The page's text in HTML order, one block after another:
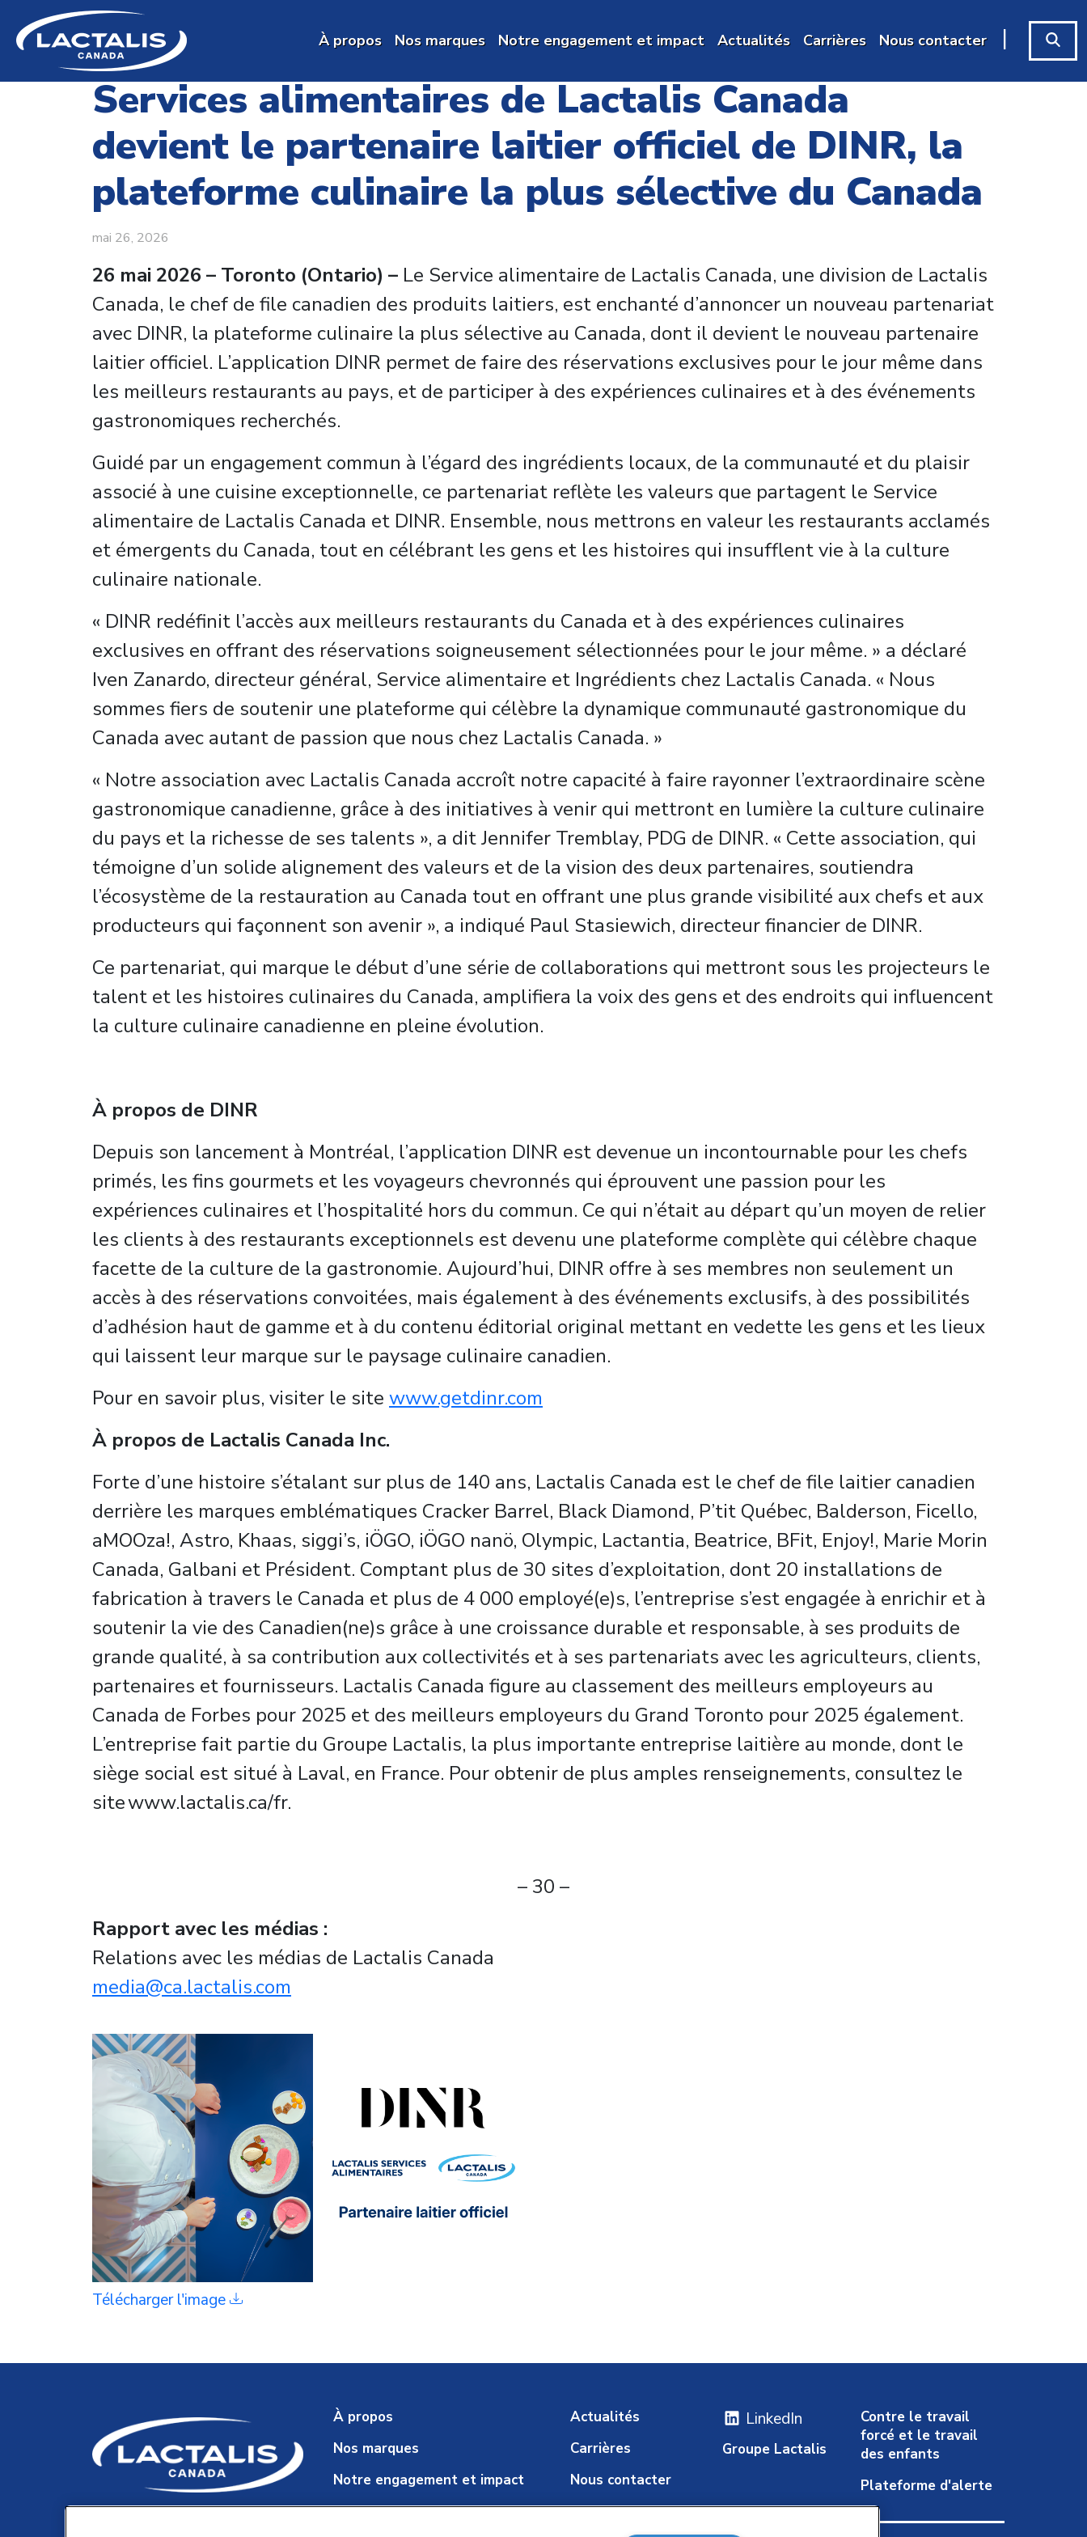
Skip to main content
À propos Nos marques Notre engagement et impact Actualités Carrières Nous contacter |
Services alimentaires de Lactalis Canada
devient le partenaire laitier officiel de DINR, la
plateforme culinaire la plus sélective du Canada
mai 26, 2026
26 mai 2026 – Toronto (Ontario) – Le Service alimentaire de Lactalis Canada, une division de Lactalis
Canada, le chef de file canadien des produits laitiers, est enchanté d’annoncer un nouveau partenariat
avec DINR, la plateforme culinaire la plus sélective au Canada, dont il devient le nouveau partenaire
laitier officiel. L’application DINR permet de faire des réservations exclusives pour le jour même dans
les meilleurs restaurants au pays, et de participer à des expériences culinaires et à des événements
gastronomiques recherchés.
Guidé par un engagement commun à l’égard des ingrédients locaux, de la communauté et du plaisir
associé à une cuisine exceptionnelle, ce partenariat reflète les valeurs que partagent le Service
alimentaire de Lactalis Canada et DINR. Ensemble, nous mettrons en valeur les restaurants acclamés
et émergents du Canada, tout en célébrant les gens et les histoires qui insufflent vie à la culture
culinaire nationale.
« DINR redéfinit l’accès aux meilleurs restaurants du Canada et à des expériences culinaires
exclusives en offrant des réservations soigneusement sélectionnées pour le jour même. » a déclaré
Iven Zanardo, directeur général, Service alimentaire et Ingrédients chez Lactalis Canada. « Nous
sommes fiers de soutenir une plateforme qui célèbre la dynamique communauté gastronomique du
Canada avec autant de passion que nous chez Lactalis Canada. »
« Notre association avec Lactalis Canada accroît notre capacité à faire rayonner l’extraordinaire scène
gastronomique canadienne, grâce à des initiatives à venir qui mettront en lumière la culture culinaire
du pays et la richesse de ses talents », a dit Jennifer Tremblay, PDG de DINR. « Cette association, qui
témoigne d’un solide alignement des valeurs et de la vision des deux partenaires, soutiendra
l’écosystème de la restauration au Canada tout en offrant une plus grande visibilité aux chefs et aux
producteurs qui façonnent son avenir », a indiqué Paul Stasiewich, directeur financier de DINR.
Ce partenariat, qui marque le début d’une série de collaborations qui mettront sous les projecteurs le
talent et les histoires culinaires du Canada, amplifiera la voix des gens et des endroits qui influencent
la culture culinaire canadienne en pleine évolution.
À propos de DINR
Depuis son lancement à Montréal, l’application DINR est devenue un incontournable pour les chefs
primés, les fins gourmets et les voyageurs chevronnés qui éprouvent une passion pour les
expériences culinaires et l’hospitalité hors du commun. Ce qui n’était au départ qu’un moyen de relier
les clients à des restaurants exceptionnels est devenu une plateforme complète qui célèbre chaque
facette de la culture de la gastronomie. Aujourd’hui, DINR offre à ses membres non seulement un
accès à des réservations convoitées, mais également à des événements exclusifs, à des possibilités
d’adhésion haut de gamme et à du contenu éditorial original mettant en vedette les gens et les lieux
qui laissent leur marque sur le paysage culinaire canadien.
Pour en savoir plus, visiter le site www.getdinr.com
À propos de Lactalis Canada Inc.
Forte d’une histoire s’étalant sur plus de 140 ans, Lactalis Canada est le chef de file laitier canadien
derrière les marques emblématiques Cracker Barrel, Black Diamond, P’tit Québec, Balderson, Ficello,
aMOOza!, Astro, Khaas, siggi’s, iÖGO, iÖGO nanö, Olympic, Lactantia, Beatrice, BFit, Enjoy!, Marie Morin
Canada, Galbani et Président. Comptant plus de 30 sites d’exploitation, dont 20 installations de
fabrication à travers le Canada et plus de 4 000 employé(e)s, l’entreprise s’est engagée à enrichir et à
soutenir la vie des Canadien(ne)s grâce à une croissance durable et responsable, à ses produits de
grande qualité, à sa contribution aux collectivités et à ses partenariats avec les agriculteurs, clients,
partenaires et fournisseurs. Lactalis Canada figure au classement des meilleurs employeurs au
Canada de Forbes pour 2025 et des meilleurs employeurs du Grand Toronto pour 2025 également.
L’entreprise fait partie du Groupe Lactalis, la plus importante entreprise laitière au monde, dont le
siège social est situé à Laval, en France. Pour obtenir de plus amples renseignements, consultez le
site www.lactalis.ca/fr.
– 30 –
Rapport avec les médias :
Relations avec les médias de Lactalis Canada
media@ca.lactalis.com
Télécharger l'image
À propos
Nos marques
Notre engagement et impact
Actualités
Carrières
Nous contacter
LinkedIn
Groupe Lactalis
Contre le travail
forcé et le travail
des enfants
Plateforme d'alerte